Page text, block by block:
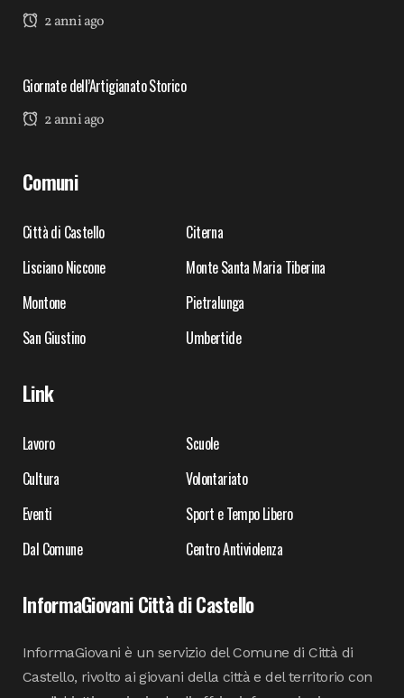
2 anni ago
Giornate dell’Artigianato Storico
2 anni ago
Comuni
Città di Castello
Citerna
Lisciano Niccone
Monte Santa Maria Tiberina
Montone
Pietralunga
San Giustino
Umbertide
Link
Lavoro
Scuole
Cultura
Volontariato
Eventi
Sport e Tempo Libero
Dal Comune
Centro Antiviolenza
InformaGiovani Città di Castello
InformaGiovani è un servizio del Comune di Città di
Castello, rivolto ai giovani della città e del territorio con